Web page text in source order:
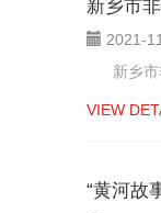
新乡市
2021-
新乡市非
VIEW
“黄河故